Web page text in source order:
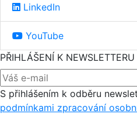
LinkedIn
YouTube
PŘIHLÁŠENÍ K NEWSLETTERU
S přihlášením k odběru
podmínkami zpracování